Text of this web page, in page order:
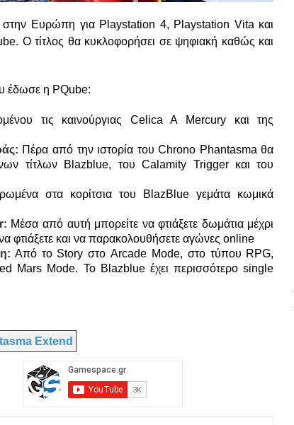
Ευρώπη για Playstation 4, Playstation Vita και
Ο τίτλος θα κυκλοφορήσει σε ψηφιακή καθώς και
έδωσε η PQube:
τις καινούργιας Celica A Mercury και της
Πέρα από την ιστορία του Chrono Phantasma θα
τίτλων Blazblue, του Calamity Trigger και του
στα κορίτσια του BlazBlue γεμάτα κωμικά
Μέσα από αυτή μπορείτε να φτιάξετε δωμάτια μέχρι
φτιάξετε και να παρακολουθήσετε αγώνες online
Από το Story στο Arcade Mode, στο τύπου RPG,
Mars Mode. Το Blazblue έχει περισσότερο single
Extend